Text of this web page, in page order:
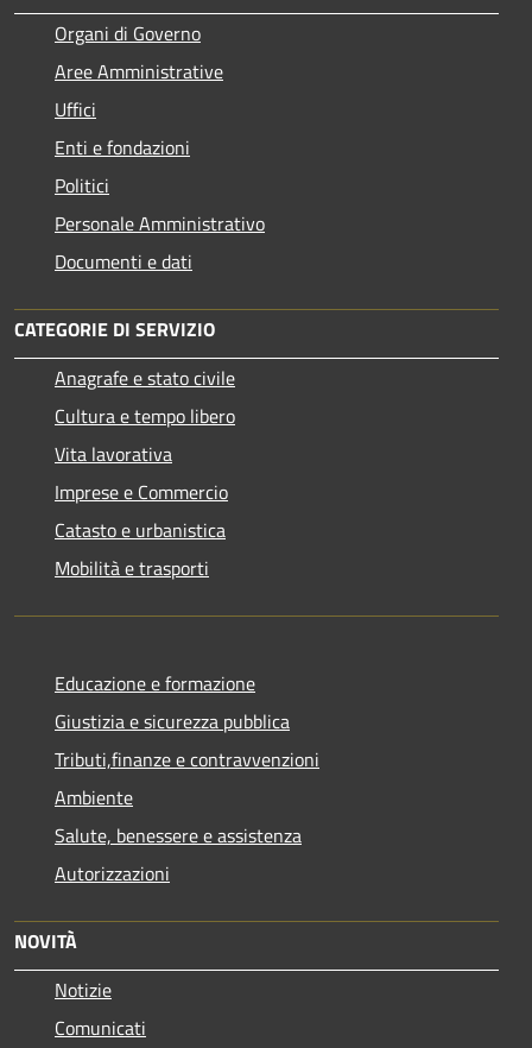
Organi di Governo
Aree Amministrative
Uffici
Enti e fondazioni
Politici
Personale Amministrativo
Documenti e dati
CATEGORIE DI SERVIZIO
Anagrafe e stato civile
Cultura e tempo libero
Vita lavorativa
Imprese e Commercio
Catasto e urbanistica
Mobilità e trasporti
Educazione e formazione
Giustizia e sicurezza pubblica
Tributi,finanze e contravvenzioni
Ambiente
Salute, benessere e assistenza
Autorizzazioni
NOVITÀ
Notizie
Comunicati